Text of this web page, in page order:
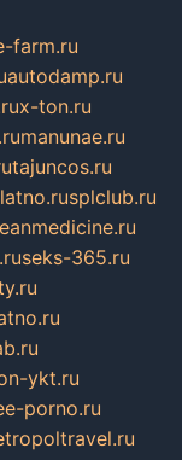
farm.ru
autodamp.ru
x-ton.ru
manunae.ru
tajuncos.ru
splclub.ru
seks-365.ru
ykt.ru
porno.ru